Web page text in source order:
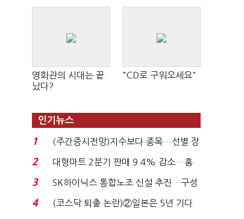
영화관의 시대는 끝
났다?
"CD로 구워오세요"
인기뉴스
1
(주간증시전망)지수보다 종목…선별 장
세 이어진다...
2
대형마트 2분기 판매 9.4% 감소…홈
플러스 사태 여파...
3
SK하이닉스 통합노조 신설 추진…구성
원 간 성과급 불...
4
(코스닥 퇴출 논란)②일본은 5년 기다